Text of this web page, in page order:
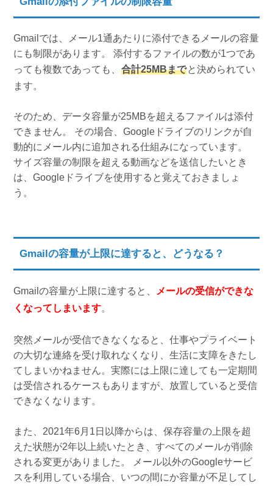
Gmailでは、メール1通あたりに添付できるメールの容量
にも制限があります。 添付するファイルの数が1つであ
っても複数であっても、 合計25MBまでと決められてい
ます。
そのため、データ容量が25MBを超えるファイルは添付
できません。 その場合、Googleドライブのリンクが自
動的にメール内に追加される仕組みになっています。
サイズ容量の制限を超える動画などを送信したいとき
は、Googleドライブを使用すると覚えておきましょ
う。
Gmailの容量が上限に達すると、どうなる？
Gmailの容量が上限に達すると、
メールの受信ができな
くなってしまいます。
突然メールが受信できなくなると、仕事やプライベート
の大切な連絡を受け取れなくなり、生活に支障をきたし
てしまいかねません。実際には上限に達しても一定期間
は受信されるケースもありますが、放置していると受信
できなくなります。
また、2021年6月1日以降からは、保存容量の上限を超
えた状態が2年以上続いたとき、すべてのメールが削除
される変更がありました。 メール以外のGoogleサービ
スを利用している場合、いつの間にか容量が不足してし